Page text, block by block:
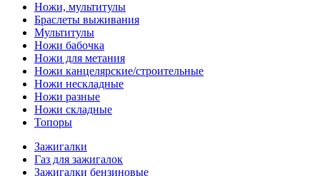
Ножи, мультитулы
Браслеты выживания
Мультитулы
Ножи бабочка
Ножи для метания
Ножи канцелярские/строительные
Ножи нескладные
Ножи разные
Ножи складные
Топоры
Зажигалки
Газ для зажигалок
Зажигалки бензиновые